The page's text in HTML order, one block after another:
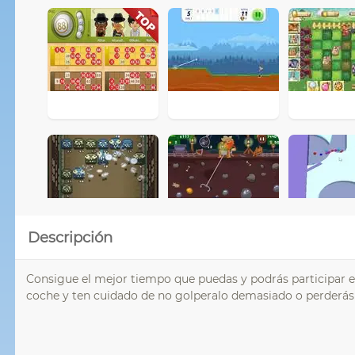
Descripción
Consigue el mejor tiempo que puedas y podrás participar
coche y ten cuidado de no golperalo demasiado o